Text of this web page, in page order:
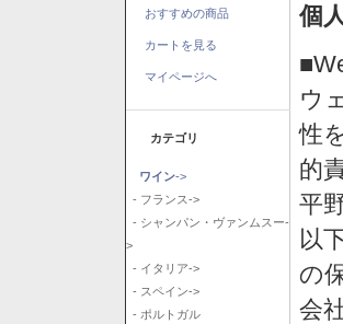
おすすめの商品
カートを見る
マイページへ
カテゴリ
ワイン->
- フランス->
- シャンパン・ヴァンムスー-
>
- イタリア->
- スペイン->
- ポルトガル
個
ウ
性
的
平
以
の
会